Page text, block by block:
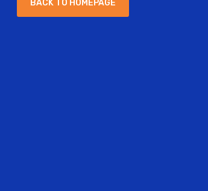
BACK TO HOM EPAG E